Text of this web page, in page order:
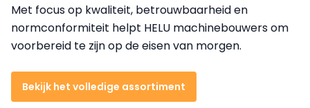
Met focus op kwaliteit, betrouwbaarheid en
normconformiteit helpt HELU machinebouwers om
voorbereid te zijn op de eisen van morgen.
Bekijk het volledige assortiment